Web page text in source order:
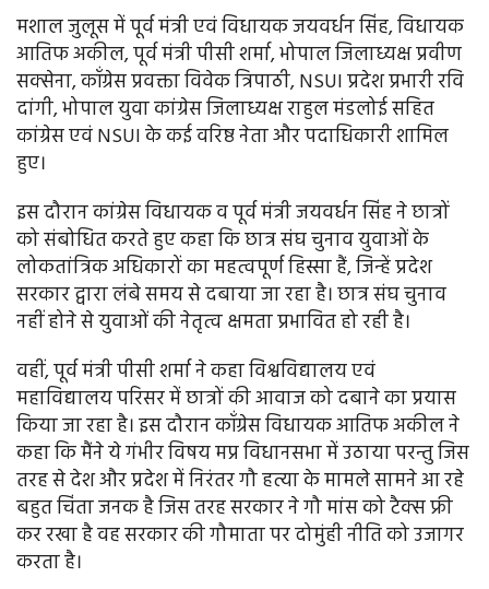
मशाल जुलूस में पूर्व मंत्री एवं विधायक जयवर्धन सिंह, विधायक
आतिफ अकील, पूर्व मंत्री पीसी शर्मा, भोपाल जिलाध्यक्ष प्रवीण
सक्सेना, कॉंग्रेस प्रवक्ता विवेक त्रिपाठी, NSUI प्रदेश प्रभारी रवि
दांगी, भोपाल युवा कांग्रेस जिलाध्यक्ष राहुल मंडलोई सहित
कांग्रेस एवं NSUI के कई वरिष्ठ नेता और पदाधिकारी शामिल
हुए।
इस दौरान कांग्रेस विधायक व पूर्व मंत्री जयवर्धन सिंह ने छात्रों
को संबोधित करते हुए कहा कि छात्र संघ चुनाव युवाओं के
लोकतांत्रिक अधिकारों का महत्वपूर्ण हिस्सा हैं, जिन्हें प्रदेश
सरकार द्वारा लंबे समय से दबाया जा रहा है। छात्र संघ चुनाव
नहीं होने से युवाओं की नेतृत्व क्षमता प्रभावित हो रही है।
वहीं, पूर्व मंत्री पीसी शर्मा ने कहा विश्वविद्यालय एवं
महाविद्यालय परिसर में छात्रों की आवाज को दबाने का प्रयास
किया जा रहा है। इस दौरान कॉंग्रेस विधायक आतिफ अकील ने
कहा कि मैंने ये गंभीर विषय मप्र विधानसभा में उठाया परन्तु जिस
तरह से देश और प्रदेश में निरंतर गौ हत्या के मामले सामने आ रहे
बहुत चिंता जनक है जिस तरह सरकार ने गौ मांस को टैक्स फ्री
कर रखा है वह सरकार की गौमाता पर दोमुंही नीति को उजागर
करता है।